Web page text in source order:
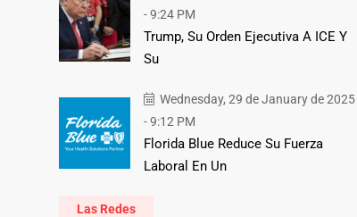
- 9:24 PM
Trump, Su Orden Ejecutiva A ICE Y
Su
Wednesday, 29 de January de 2025
- 9:12 PM
Florida Blue Reduce Su Fuerza
Laboral En Un
Las Redes